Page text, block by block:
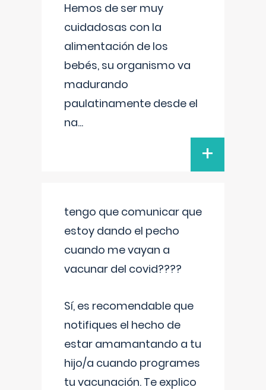
Hemos de ser muy
cuidadosas con la
alimentación de los
bebés, su organismo va
madurando
paulatinamente desde el
na...
+
tengo que comunicar que
estoy dando el pecho
cuando me vayan a
vacunar del covid????
Sí, es recomendable que
notifiques el hecho de
estar amamantando a tu
hijo/a cuando programes
tu vacunación. Te explico